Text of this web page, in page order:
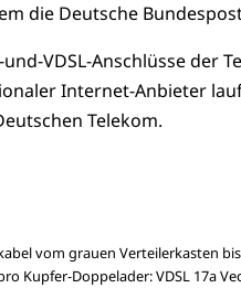
die Deutsche
VDSL-Anschlüsse der
Internet-Anbieter
Telekom.
vom grauen Verteilerkasten
Kupfer-Doppelader: VDSL 17a